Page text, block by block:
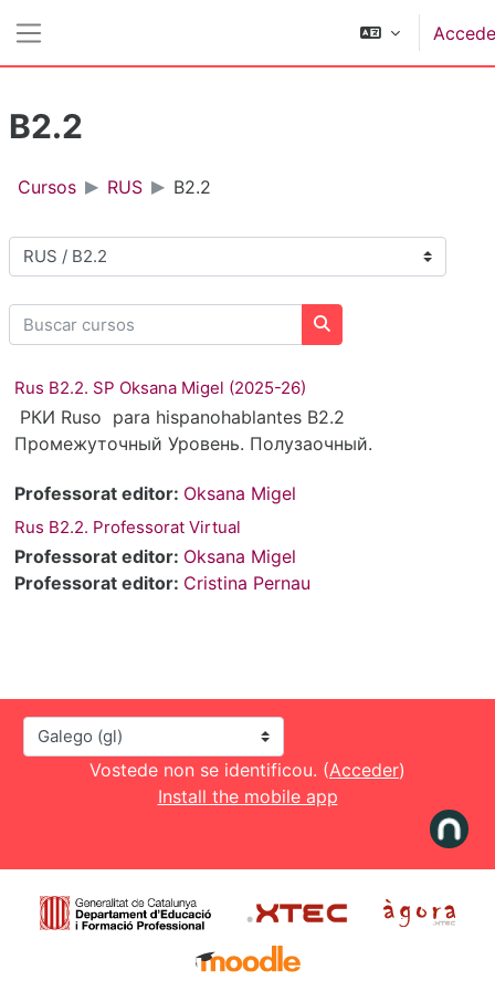
B2.2
Cursos RUS B2.2
Categorías de cursos
Buscar cursos
Buscar cursos
Rus B2.2. SP Oksana Migel (2025-26)
РКИ Ruso para hispanohablantes B2.2
Промежуточный Уровень. Полузаочный.
Professorat editor: Oksana Migel
Rus B2.2. Professorat Virtual
Professorat editor: Oksana Migel
Professorat editor: Cristina Pernau
Idioma
Vostede non se identificou. (Acceder)
Install the mobile app